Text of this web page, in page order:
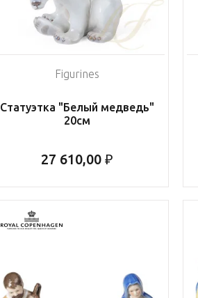
Figurines
Статуэтка "Белый медведь"
20см
27 610,00 ₽